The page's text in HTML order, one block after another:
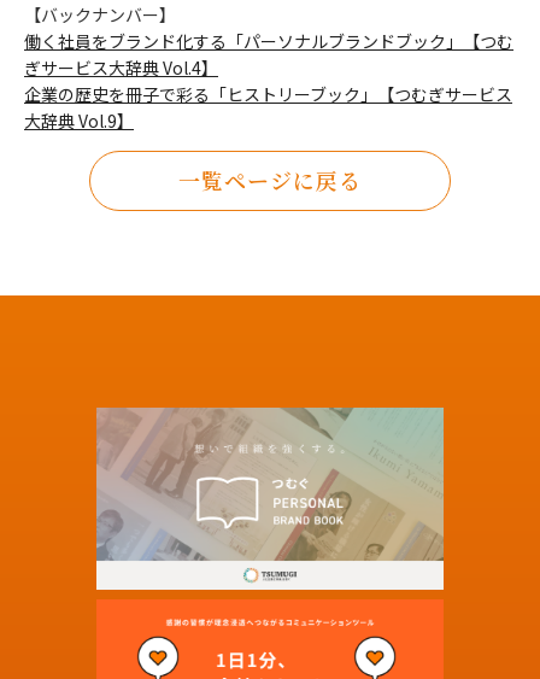
【バックナンバー】
働く社員をブランド化する「パーソナルブランドブック」【つむ
ぎサービス大辞典 Vol.4】
企業の歴史を冊子で彩る「ヒストリーブック」【つむぎサービス
大辞典 Vol.9】
一覧ページに戻る